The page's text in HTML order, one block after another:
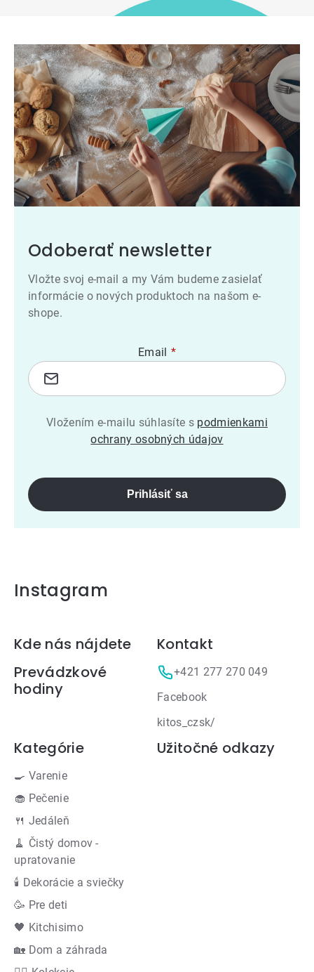
Odoberať newsletter
Vložte svoj e-mail a my Vám budeme zasielať
informácie o nových produktoch na našom e-
shope.
Email
Vložením e-mailu súhlasíte s podmienkami
ochrany osobných údajov
Prihlásiť sa
Instagram
Zápätie
Kde nás nájdete
Prevádzkové
hodiny
Kontakt
+421 277 270 049
Facebook
kitos_czsk/
Kategórie
🍳 Varenie
🧁 Pečenie
🍴 Jedáleň
🧹 Čistý domov -
upratovanie
🕯 Dekorácie a sviečky
🥳 Pre deti
🖤 Kitchisimo
🏡 Dom a záhrada
Užitočné odkazy